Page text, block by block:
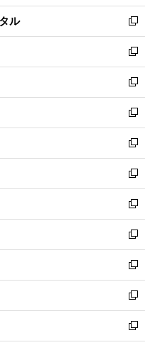
開
く
ウ
で
開
く
ン
ド
ウ
で
開
く
し
い
ウ
ィ
ン
ド
ウ
で
開
く
ル
新
し
い
ウ
ィ
ン
ド
ウ
で
開
く
新
し
い
ウ
ィ
ン
ド
ウ
で
開
く
新
し
い
ウ
ィ
ン
ド
ウ
で
開
く
新
し
い
ウ
ィ
ン
ド
ウ
で
開
く
新
し
い
ウ
ィ
ン
ド
ウ
で
開
く
新
し
い
ウ
ィ
ン
ド
ウ
で
開
く
新
し
い
ウ
ィ
ン
ド
ウ
で
開
新
し
い
ウ
ィ
ン
ド
ウ
新
し
い
ウ
ィ
ン
新
し
い
ウ
新
し